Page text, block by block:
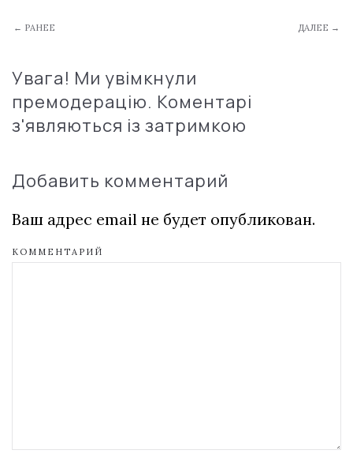
← РАНЕЕ ДАЛЕЕ →
Увага! Ми увімкнули
премодерацію. Коментарі
з'являються із затримкою
Добавить комментарий
Ваш адрес email не будет опубликован.
КОММЕНТАРИЙ